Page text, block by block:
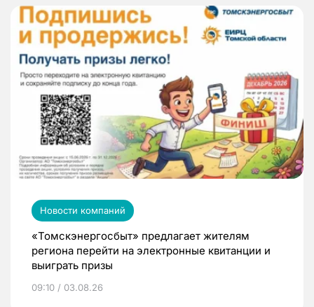
Новости компаний
«Томскэнергосбыт» предлагает жителям
региона перейти на электронные квитанции и
выиграть призы
09:10 / 03.08.26